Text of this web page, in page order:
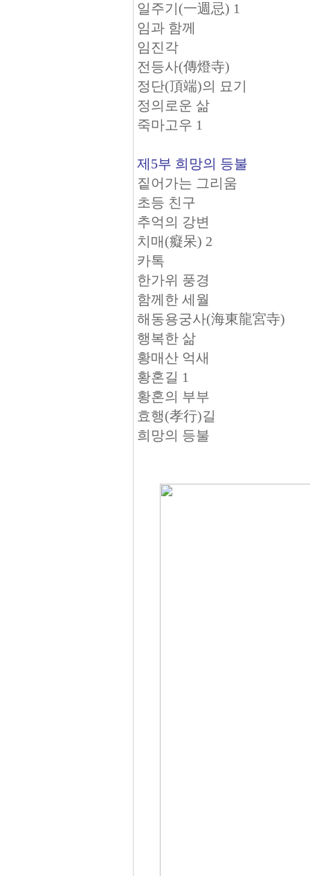
일주기(一週忌) 1
임과 함께
임진각
전등사(傳燈寺)
정단(頂端)의 묘기
정의로운 삶
죽마고우 1
제5부 희망의 등불
짙어가는 그리움
초등 친구
추억의 강변
치매(癡呆) 2
카톡
한가위 풍경
함께한 세월
해동용궁사(海東龍宮寺)
행복한 삶
황매산 억새
황혼길 1
황혼의 부부
효행(孝行)길
희망의 등불